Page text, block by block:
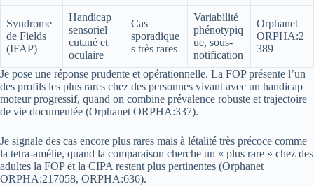
Syndrome
de Fields
(IFAP)
Handicap
sensoriel
cutané et
oculaire
Cas
sporadique
s très rares
Variabilité
phénotypiq
ue, sous-
notification
Orphanet
ORPHA:2
389
Je pose une réponse prudente et opérationnelle. La FOP présente l’un
des profils les plus rares chez des personnes vivant avec un handicap
moteur progressif, quand on combine prévalence robuste et trajectoire
de vie documentée (Orphanet ORPHA:337).
Je signale des cas encore plus rares mais à létalité très précoce comme
la tetra‑amélie, quand la comparaison cherche un « plus rare » chez des
adultes la FOP et la CIPA restent plus pertinentes (Orphanet
ORPHA:217058, ORPHA:636).